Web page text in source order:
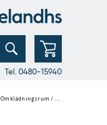
Tel. 0480-15940
Omklädningsrum /